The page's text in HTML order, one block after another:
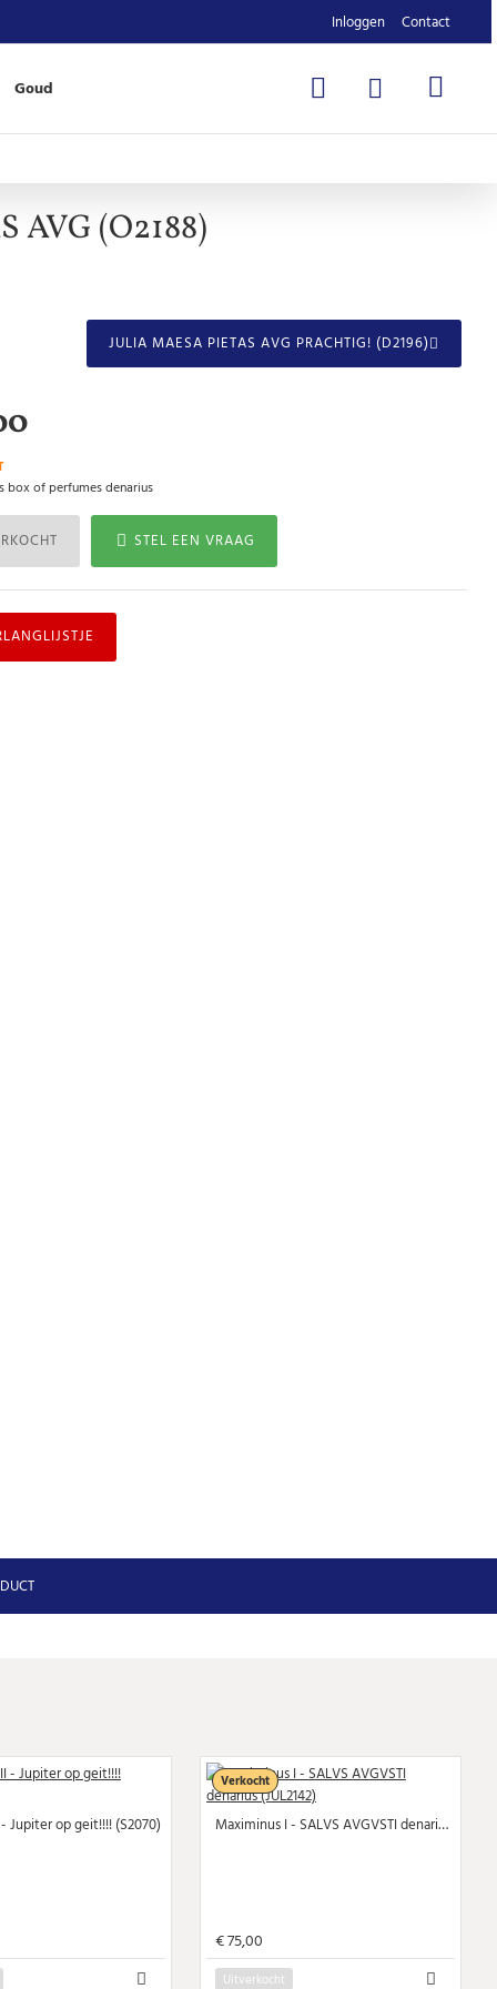
Inloggen Contact
Goud
AVG (O2188)
JULIA MAESA PIETAS AVG PRACHTIG! (D2196)
box of perfumes denarius
STEL EEN VRAAG
Jupiter op geit!!!! (S2070)
Verkocht
Maximinus I - SALVS AVGVSTI denarius (JUL2142)
€ 75,00
Uitverkocht